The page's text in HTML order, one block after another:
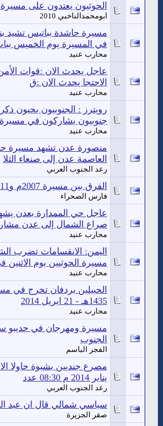
الحوثيون يعتدون على مسيرة
ابومحمدالناخبي 2010
مسيرة حاشدة بباتيس تشيد
في المسيرة يوم الخميس
محارب عنيد
عاجل يحدث الان :قوات الأمن
الاحتجا يحدث الان :ق
محارب عنيد
رويترز : الجنوبيون يحيون
جنوبيون يشاركون في مسيرة
محارب عنيد
منصورة عدن تشهد مسيرة
العاصمة عدن إلى صنعاء الثلا
رعد الجنوب العربي
الفرق بين مسيرة 2007م و2011م 2014م
فارس الصحراء
عاجل حي الممدارة بعدن
صراع الشمال إلى عدن
محارب عنيد
اليمن: الانقسامات تضرب
مسيرة الحوثيين يوم الاثنين
محارب عنيد
1435هـ - 21 ابريل 2014
محارب عنيد
مسيرة ومهرجان في حديبو
الجنوب
الفجر الباسم
يناير 2014 م 08:30 عدد
رعد الجنوب العربي
سياسي شمالي قال ان عبد
صقر الجزيرة